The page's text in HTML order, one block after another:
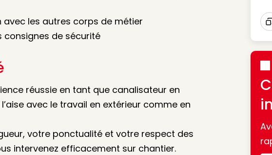
les autres corps de métier
consignes de sécurité
réussie en tant que canalisateur en
avec le travail en extérieur comme en
votre ponctualité et votre respect des
intervenez efficacement sur chantier.